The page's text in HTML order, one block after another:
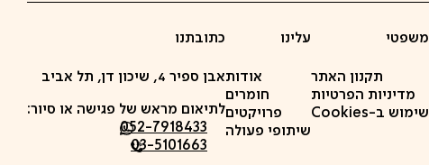
משפטי
תקנון האתר
מדיניות הפרטיות
שימוש ב-Cookies
עלינו
אודות
חומרים
פרויקטים
שיתופי פעולה
כתובתנו
אבן ספיר 4, שיכון דן, תל אביב
לתיאום מראש של פגישה או סיור:
052-7918433
03-5101663